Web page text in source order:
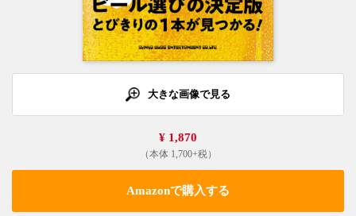
大きな画像で見る
¥ 1,870
（本体 1,700+税）
Amazonで購入する